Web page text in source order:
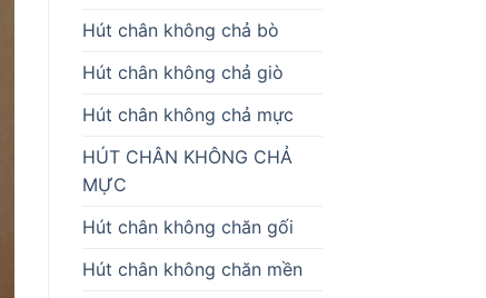
Hút chân không chả bò
Hút chân không chả giò
Hút chân không chả mực
HÚT CHÂN KHÔNG CHẢ
MỰC
Hút chân không chăn gối
Hút chân không chăn mền